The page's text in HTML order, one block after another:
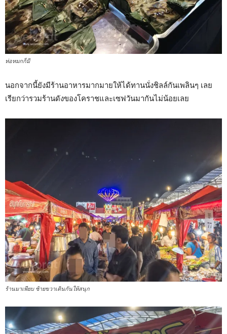
ห่อหมกก็มี
นอกจากนี้ยังมีร้านอาหารมากมายให้ได้ทานนั่งชิลล์กันเพลินๆ เลย
เรียกว่ารวมร้านดังของโคราชและเซฟวันมากันไม่น้อยเลย
ร้านมาเพียบ ซ้ายขวาเดินกันให้สนุก